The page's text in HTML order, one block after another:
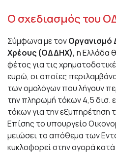
Ο σχεδιασμός του
Σύμφωνα με τονΟργανισμό
Χρέους (ΟΔΔΗΧ), η Ελλάδα
φέτος για τις
ευρώ, οι οποίες
των ομολόγων που λήγουν
την πληρωμή τόκων 4,5 δισ.
τόκων για την εξυπηρέτηση
Επίσης το υπουργείο
μειώσει το απόθεμα των
κυκλοφορεί στην αγορά